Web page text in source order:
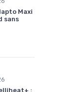
Maxi
sans
: